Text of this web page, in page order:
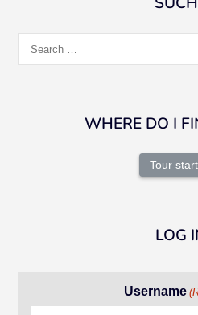
for:
WHERE DO I
Tour
LOG
Username